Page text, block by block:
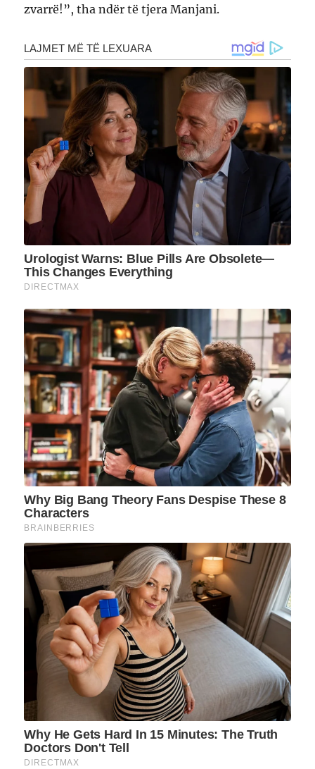
zvarrë!”, tha ndër të tjera Manjani.